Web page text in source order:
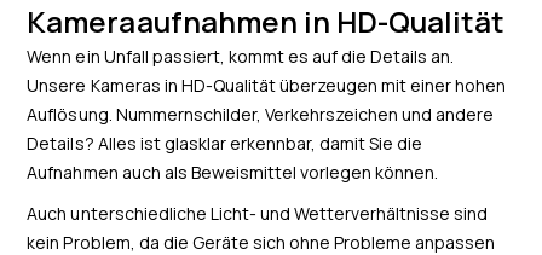
Kameraaufnahmen in HD-Qualität
Wenn ein Unfall passiert, kommt es auf die Details an.
Unsere Kameras in HD-Qualität überzeugen mit einer hohen
Auflösung. Nummernschilder, Verkehrszeichen und andere
Details? Alles ist glasklar erkennbar, damit Sie die
Aufnahmen auch als Beweismittel vorlegen können.
Auch unterschiedliche Licht- und Wetterverhältnisse sind
kein Problem, da die Geräte sich ohne Probleme anpassen